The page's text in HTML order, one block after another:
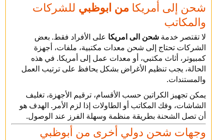
شحن إلى أمريكا من ابوظبي للشركات
والمكاتب
لا تقتصر خدمة شحن الى امريكا على الأفراد فقط. بعض
الشركات تحتاج إلى شحن معدات مكتبية، ملفات، أجهزة
كمبيوتر، أثاث مكتبي، أو معدات عمل إلى أمريكا. في هذه
الحالة، يجب تنظيم الأغراض بشكل يحافظ على ترتيب العمل
والمستندات.
يمكن تجهيز الكراتين حسب الأقسام، ترقيم الأجهزة، تغليف
الشاشات، وفك المكاتب أو الطاولات إذا لزم الأمر. الهدف هو
أن تصل الشحنة بطريقة منظمة وسهلة الفرز عند الوصول.
وجهات شحن دولي أخرى من أبوظبي